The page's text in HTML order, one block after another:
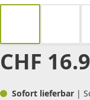
CHF
Sofort lieferbar |